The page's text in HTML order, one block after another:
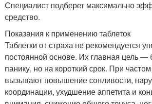
Специалист подберет максимально
средство.
Показания к применению таблеток
Таблетки от страха не рекомендуется
постоянной основе. Их главная цель —
панику, но на короткий срок. При
вызывают повышение сонливости,
координации, ухудшение аппетита и